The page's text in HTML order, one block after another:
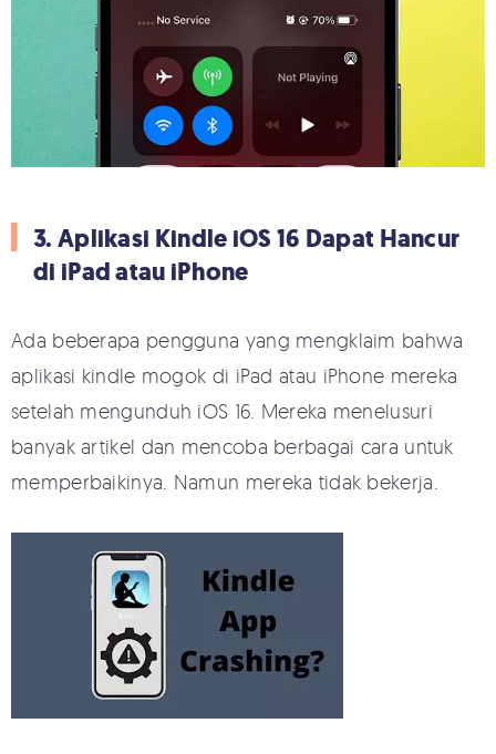
3. Aplikasi Kindle iOS 16 Dapat Hancur
di iPad atau iPhone
Ada beberapa pengguna yang mengklaim bahwa
aplikasi kindle mogok di iPad atau iPhone mereka
setelah mengunduh iOS 16. Mereka menelusuri
banyak artikel dan mencoba berbagai cara untuk
memperbaikinya. Namun mereka tidak bekerja.